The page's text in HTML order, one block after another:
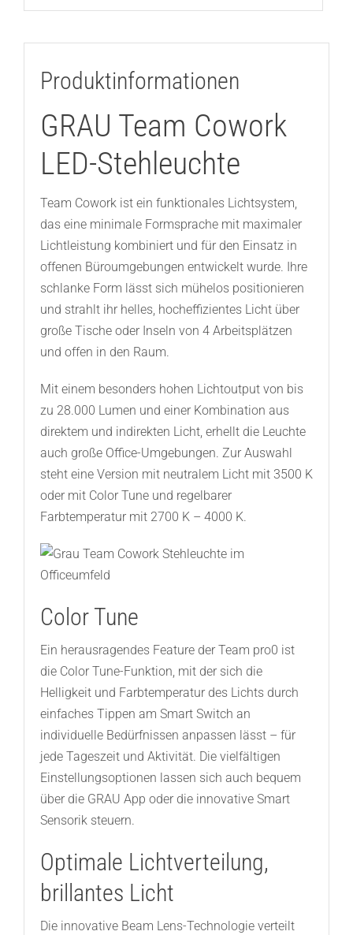
Produktinformationen
GRAU Team Cowork
LED-Stehleuchte
Team Cowork ist ein funktionales Lichtsystem,
das eine minimale Formsprache mit maximaler
Lichtleistung kombiniert und für den Einsatz in
offenen Büroumgebungen entwickelt wurde. Ihre
schlanke Form lässt sich mühelos positionieren
und strahlt ihr helles, hocheffizientes Licht über
große Tische oder Inseln von 4 Arbeitsplätzen
und offen in den Raum.
Mit einem besonders hohen Lichtoutput von bis
zu 28.000 Lumen und einer Kombination aus
direktem und indirekten Licht, erhellt die Leuchte
auch große Office-Umgebungen. Zur Auswahl
steht eine Version mit neutralem Licht mit 3500 K
oder mit Color Tune und regelbarer
Farbtemperatur mit 2700 K – 4000 K.
Color Tune
Ein herausragendes Feature der Team pro0 ist
die Color Tune-Funktion, mit der sich die
Helligkeit und Farbtemperatur des Lichts durch
einfaches Tippen am Smart Switch an
individuelle Bedürfnissen anpassen lässt – für
jede Tageszeit und Aktivität. Die vielfältigen
Einstellungsoptionen lassen sich auch bequem
über die GRAU App oder die innovative Smart
Sensorik steuern.
Optimale Lichtverteilung,
brillantes Licht
Die innovative Beam Lens-Technologie verteilt